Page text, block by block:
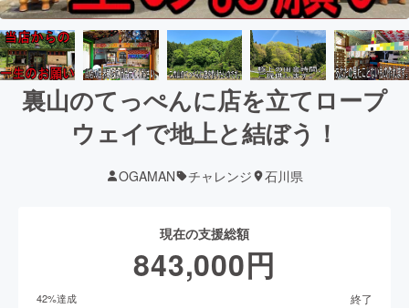
裏山のてっぺんに店を立てロープ
ウェイで地上と結ぼう！
OGAMAN チャレンジ 石川県
現在の支援総額
843,000円
42%達成 終了